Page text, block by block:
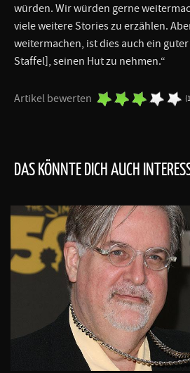
würden. Wir würden gerne
viele weitere Stories zu erzählen.
weitermachen, ist dies auch ein
Staffel], seinen Hut zu nehmen.“
Artikel bewerten
DAS KÖNNTE DICH AUCH